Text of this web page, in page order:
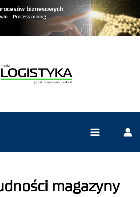
magazyny